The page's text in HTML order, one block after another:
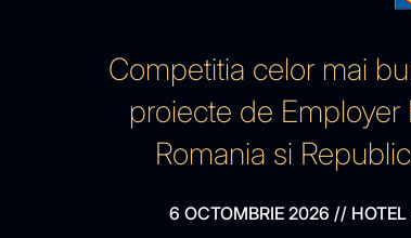
Competitia celor mai
proiecte de
Romania si
6 OCTOMBRIE 2026 //